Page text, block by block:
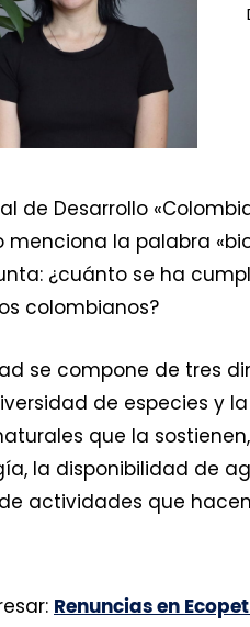
de Desarrollo
menciona la palabra
¿cuánto se ha
colombianos?
se compone de tres
de especies y
que la
la disponibilidad de
actividades que
Renuncias en